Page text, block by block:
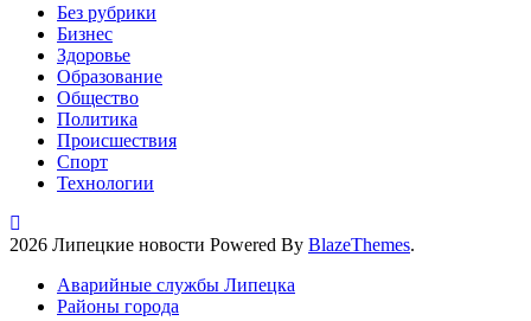
Без рубрики
Бизнес
Здоровье
Образование
Общество
Политика
Происшествия
Спорт
Технологии
2026 Липецкие новости Powered By BlazeThemes.
Аварийные службы Липецка
Районы города